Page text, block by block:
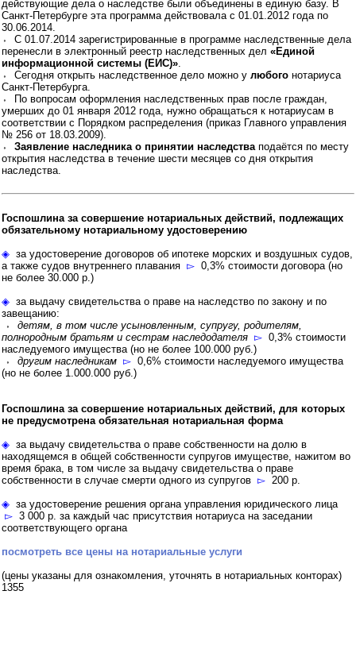
действующие дела о наследстве были объединены в единую базу. В
Санкт-Петербурге эта программа действовала с 01.01.2012 года по
30.06.2014.
⬫ С 01.07.2014 зарегистрированные в программе наследственные дела
перенесли в электронный реестр наследственных дел «Единой
информационной системы (ЕИС)»
⬫ Сегодня открыть наследственное дело можно у любого нотариуса
Санкт-Петербурга.
⬫ По вопросам оформления наследственных прав после граждан,
умерших до 01 января 2012 года, нужно обращаться к нотариусам в
соответствии с Порядком распределения (приказ Главного управления
№ 256 от 18.03.2009).
⬫ Заявление наследника о принятии наследства подаётся по месту
открытия наследства в течение шести месяцев со дня открытия
наследства.
Госпошлина за совершение нотариальных действий, подлежащих
обязательному нотариальному удостоверению
◈ за удостоверение договоров об ипотеке морских и воздушных судов,
а также судов внутреннего плавания ▻ 0,3% стоимости договора (но
не более 30.000 р.)
◈ за выдачу свидетельства о праве на наследство по закону и по
завещанию:
⬫ детям, в том числе усыновленным, супругу, родителям,
полнородным братьям и сестрам наследодателя ▻ 0,3% стоимости
наследуемого имущества (но не более 100.000 руб.)
⬫ другим наследникам ▻ 0,6% стоимости наследуемого имущества
(но не более 1.000.000 руб.)
Госпошлина за совершение нотариальных действий, для которых
не предусмотрена обязательная нотариальная форма
◈ за выдачу свидетельства о праве собственности на долю в
находящемся в общей собственности супругов имуществе, нажитом во
время брака, в том числе за выдачу свидетельства о праве
собственности в случае смерти одного из супругов ▻ 200 р.
◈ за удостоверение решения органа управления юридического лица
▻ 3 000 р. за каждый час присутствия нотариуса на заседании
соответствующего органа
посмотреть все цены на нотариальные услуги
(цены указаны для ознакомления, уточнять в нотариальных конторах)
1355